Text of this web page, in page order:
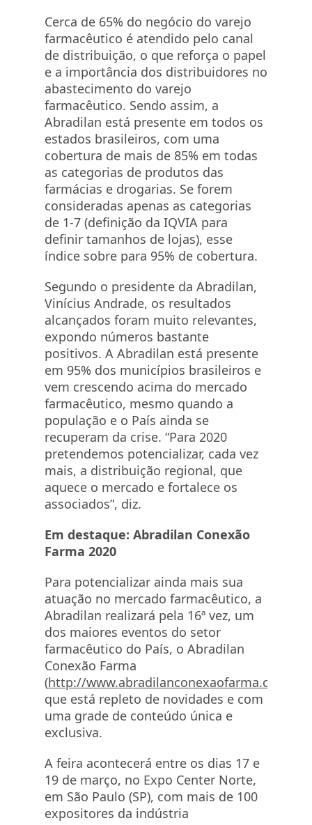
Cerca de 65% do negócio do varejo
farmacêutico é atendido pelo canal
de distribuição, o que reforça o papel
e a importância dos distribuidores no
abastecimento do varejo
farmacêutico. Sendo assim, a
Abradilan está presente em todos os
estados brasileiros, com uma
cobertura de mais de 85% em todas
as categorias de produtos das
farmácias e drogarias. Se forem
consideradas apenas as categorias
de 1-7 (definição da IQVIA para
definir tamanhos de lojas), esse
índice sobre para 95% de cobertura.
Segundo o presidente da Abradilan,
Vinícius Andrade, os resultados
alcançados foram muito relevantes,
expondo números bastante
positivos. A Abradilan está presente
em 95% dos municípios brasileiros e
vem crescendo acima do mercado
farmacêutico, mesmo quando a
população e o País ainda se
recuperam da crise. “Para 2020
pretendemos potencializar, cada vez
mais, a distribuição regional, que
aquece o mercado e fortalece os
associados”, diz.
Em destaque: Abradilan Conexão
Farma 2020
Para potencializar ainda mais sua
atuação no mercado farmacêutico, a
Abradilan realizará pela 16ª vez, um
dos maiores eventos do setor
farmacêutico do País, o Abradilan
Conexão Farma
(http://www.abradilanconexaofarma.com.br
que está repleto de novidades e com
uma grade de conteúdo única e
exclusiva.
A feira acontecerá entre os dias 17 e
19 de março, no Expo Center Norte,
em São Paulo (SP), com mais de 100
expositores da indústria